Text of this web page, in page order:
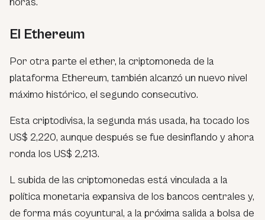
El Ethereum
Por otra parte el ether, la criptomoneda de la
plataforma Ethereum, también alcanzó un nuevo nivel
máximo histórico, el segundo consecutivo.
Esta criptodivisa, la segunda más usada, ha tocado los
US$ 2,220, aunque después se fue desinflando y ahora
ronda los US$ 2,213.
L subida de las criptomonedas está vinculada a la
política monetaria expansiva de los bancos centrales y,
de forma más coyuntural, a la próxima salida a bolsa de